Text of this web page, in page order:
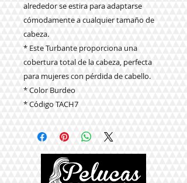
alrededor se estira para adaptarse
cómodamente a cualquier tamaño de
cabeza.
* Este Turbante proporciona una
cobertura total de la cabeza, perfecta
para mujeres con pérdida de cabello.
* Color Burdeo
* Código TACH7